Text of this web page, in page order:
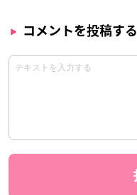
コメントを投稿する